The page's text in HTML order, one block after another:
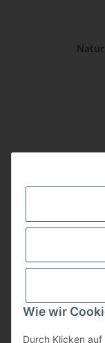
Wie wir
Durch Klicken auf